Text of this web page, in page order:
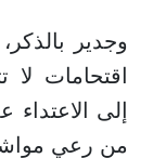
وجدير
اقتحامات
إلى
من رعي